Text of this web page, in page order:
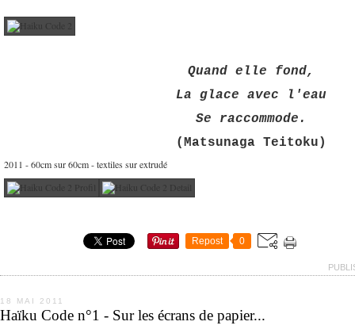
Quand elle fond,
La glace avec l'eau
Se raccommode.
(Matsunaga Teitoku)
2011 - 60cm sur 60cm - textiles sur extrudé
Repost 0
18 MAI 2011
Haïku Code n°1 - Sur les écrans de papier...